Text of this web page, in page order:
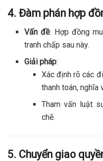
4. Đàm phán hợp
Vấn đề: Hợp đồng
tranh chấp sau này.
Giải pháp:
Xác định rõ các
thanh toán, nghĩa
Tham vấn luật
chẽ.
5. Chuyển giao